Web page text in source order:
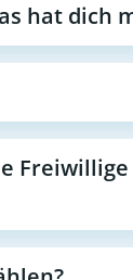
hat dich